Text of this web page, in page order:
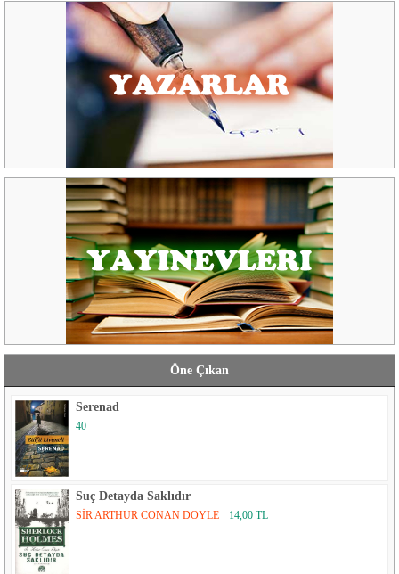
Öne Çıkan
Serenad
40
Suç Detayda Saklıdır
SİR ARTHUR CONAN DOYLE 14,00 TL